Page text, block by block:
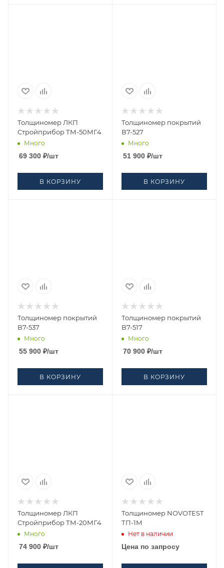
Толщиномер ЛКП
Стройприбор ТМ-50МГ4
Много
69 300 ₽/шт
В КОРЗИНУ
Толщиномер покрытий
В7-527
Много
51 900 ₽/шт
В КОРЗИНУ
Толщиномер покрытий
В7-537
Много
55 900 ₽/шт
В КОРЗИНУ
Толщиномер покрытий
В7-517
Много
70 900 ₽/шт
В КОРЗИНУ
Толщиномер ЛКП
Стройприбор ТМ-20МГ4
Много
74 900 ₽/шт
Толщиномер NOVOTEST
ТП-1М
Нет в наличии
Цена по запросу